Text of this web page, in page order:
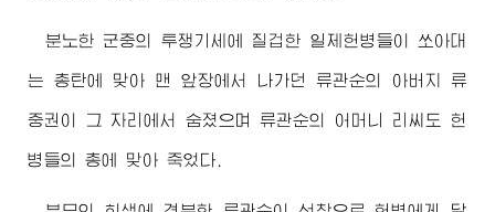
분노한 군중의 투쟁기세에 질겁한 일제헌병들이 쏘아대
는 총탄에 맞아 맨 앞장에서 나가던 류관순의 아버지 류
중권이 그 자리에서 숨졌으며 류관순의 어머니 리씨도 헌
병들의 총에 맞아 죽었다.